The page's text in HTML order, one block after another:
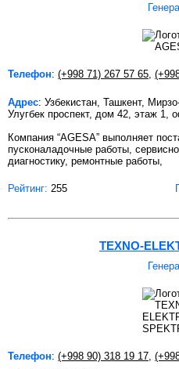
Телефон: (+998 71) 267 57 65
Адрес: Узбекистан, Ташкент,
Улугбек проспект, дом 42, этаж 1,
Компания “AGESA” выполняет
пусконаладочные работы,
диагностику, ремонтные работы,
Рейтинг: 255
TEXNO-
Телефон: (+998 90) 318 19 17